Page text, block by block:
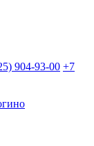
904-93-00 +7